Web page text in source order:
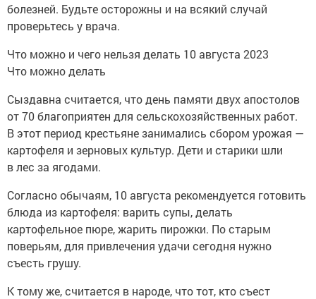
болезней. Будьте осторожны и на всякий случай
проверьтесь у врача.
Что можно и чего нельзя делать 10 августа 2023
Что можно делать
Сыздавна считается, что день памяти двух апостолов
от 70 благоприятен для сельскохозяйственных работ.
В этот период крестьяне занимались сбором урожая —
картофеля и зерновых культур. Дети и старики шли
в лес за ягодами.
Согласно обычаям, 10 августа рекомендуется готовить
блюда из картофеля: варить супы, делать
картофельное пюре, жарить пирожки. По старым
поверьям, для привлечения удачи сегодня нужно
съесть грушу.
К тому же, считается в народе, что тот, кто съест